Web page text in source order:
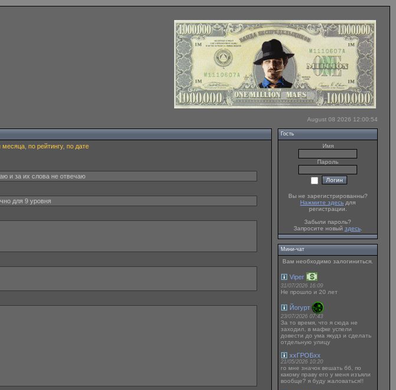
August 08 2026 12:00:54
месяца по рейтингу, по дате
и за их слова не отвечаю
для 9 уровня
Гость
Имя
Пароль
Вы не зарегистрированны?
Нажмите здесь для
регистрации.
Забыли пароль?
Запросите новый здесь.
Мини-чат
Вам необходимо залогиниться.
Viper
31/07/2026 16:09
Не прошло и 20 лет
Йогурт
23/07/2026 07:43
За то время, что я сюда не
заходил, в мафке успели
довести до ума якудз и сделать
отдельную улицу
ххГРОБхх
21/05/2026 10:20
го мне значок вешать бб, по
какому праву его у меня изъяли
вообще? я буду жаловаться!!